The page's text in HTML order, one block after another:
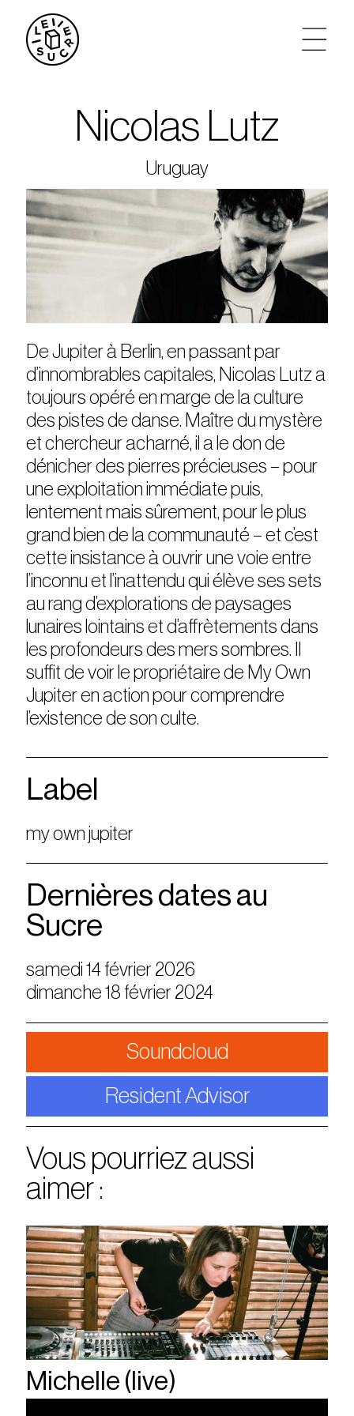
agenda
tickets
le sucre max
partenariats
privatisations
Nicolas Lutz
Uruguay
De Jupiter à Berlin, en passant par
d’innombrables capitales, Nicolas Lutz a
toujours opéré en marge de la culture
des pistes de danse. Maître du mystère
et chercheur acharné, il a le don de
dénicher des pierres précieuses – pour
une exploitation immédiate puis,
lentement mais sûrement, pour le plus
grand bien de la communauté – et c’est
cette insistance à ouvrir une voie entre
l’inconnu et l’inattendu qui élève ses sets
au rang d’explorations de paysages
lunaires lointains et d’affrètements dans
les profondeurs des mers sombres. Il
suffit de voir le propriétaire de My Own
Jupiter en action pour comprendre
l’existence de son culte.
Label
my own jupiter
Dernières dates au
Sucre
samedi 14 février 2026
dimanche 18 février 2024
Soundcloud
Resident Advisor
Vous pourriez aussi
aimer :
Michelle (live)